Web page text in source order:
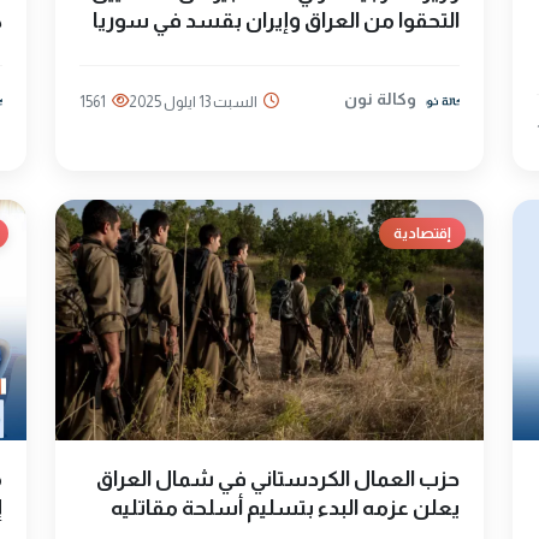
التحقوا من العراق وإيران بقسد في سوريا
وكالة نون السبت 13 ايلول 2025 1561
إقتصادية
حزب العمال الكردستاني في شمال العراق
يعلن عزمه البدء بتسليم أسلحة مقاتليه